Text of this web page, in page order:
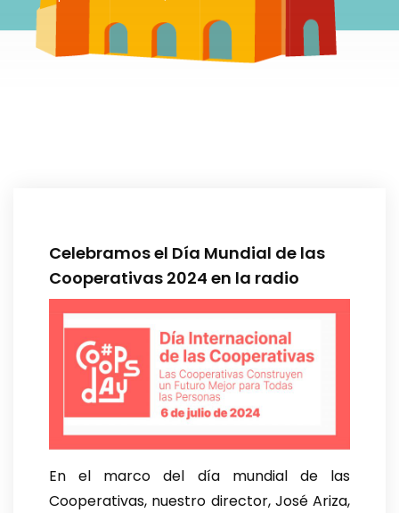
Celebramos el Día Mundial de las
Cooperativas 2024 en la radio
En el marco del día mundial de las
Cooperativas, nuestro director, José Ariza,